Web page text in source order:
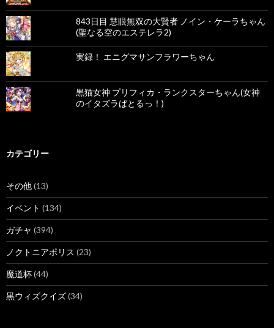
843日目 慧眼無双の大賢者 ノイン・ケーラちゃん
(聖なる空のエステレラ2)
実録！ エニグマサンフラワーちゃん
黒猫女神 プリフィカ・ランクスターちゃん(女神
のイタズラばとるっ！)
カテゴリー
その他(13)
イベント (134)
ガチャ (394)
ノクトニアポリス (23)
魔道杯(44)
黒ウィズクイズ(34)